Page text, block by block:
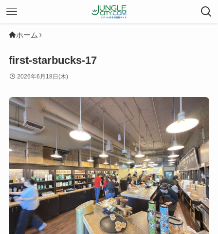
ホーム
first-starbucks-17
2026年6月18日(木)